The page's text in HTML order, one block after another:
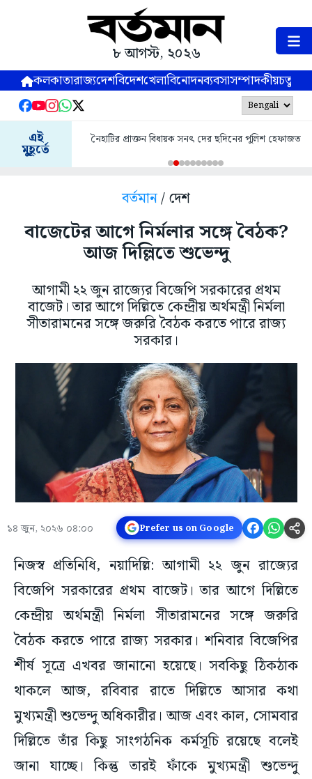
৮ আগস্ট, ২০২৬
কলকাতারাজ্যদেশবিদেশখেলাবিনোদনব্যবসাসম্পাদকীয়
এই
মুহূর্তে
নৈহাটির প্রাক্তন বিধায়ক সনৎ দের ছদিনের পুলিশ হেফাজত
বর্তমান/ দেশ
বাজেটের আগে নির্মলার সঙ্গে বৈঠক?
আজ দিল্লিতে শুভেন্দু
আগামী ২২ জুন রাজ্যের বিজেপি সরকারের প্রথম
বাজেট। তার আগে দিল্লিতে কেন্দ্রীয় অর্থমন্ত্রী নির্মলা
সীতারামনের সঙ্গে জরুরি বৈঠক করতে পারে রাজ্য
সরকার।
১৪ জুন, ২০২৬ ০৪:০০ Prefer us on Google
নিজস্ব প্রতিনিধি, নয়াদিল্লি: আগামী ২২ জুন রাজ্যের
বিজেপি সরকারের প্রথম বাজেট। তার আগে দিল্লিতে
কেন্দ্রীয় অর্থমন্ত্রী নির্মলা সীতারামনের সঙ্গে জরুরি
বৈঠক করতে পারে রাজ্য সরকার। শনিবার বিজেপির
শীর্ষ সূত্রে এখবর জানানো হয়েছে। সবকিছু ঠিকঠাক
থাকলে আজ, রবিবার রাতে দিল্লিতে আসার কথা
মুখ্যমন্ত্রী শুভেন্দু অধিকারীর। আজ এবং কাল, সোমবার
দিল্লিতে তাঁর কিছু সাংগঠনিক কর্মসূচি রয়েছে বলেই
জানা যাচ্ছে। কিন্তু তারই ফাঁকে মুখ্যমন্ত্রী শুভেন্দু